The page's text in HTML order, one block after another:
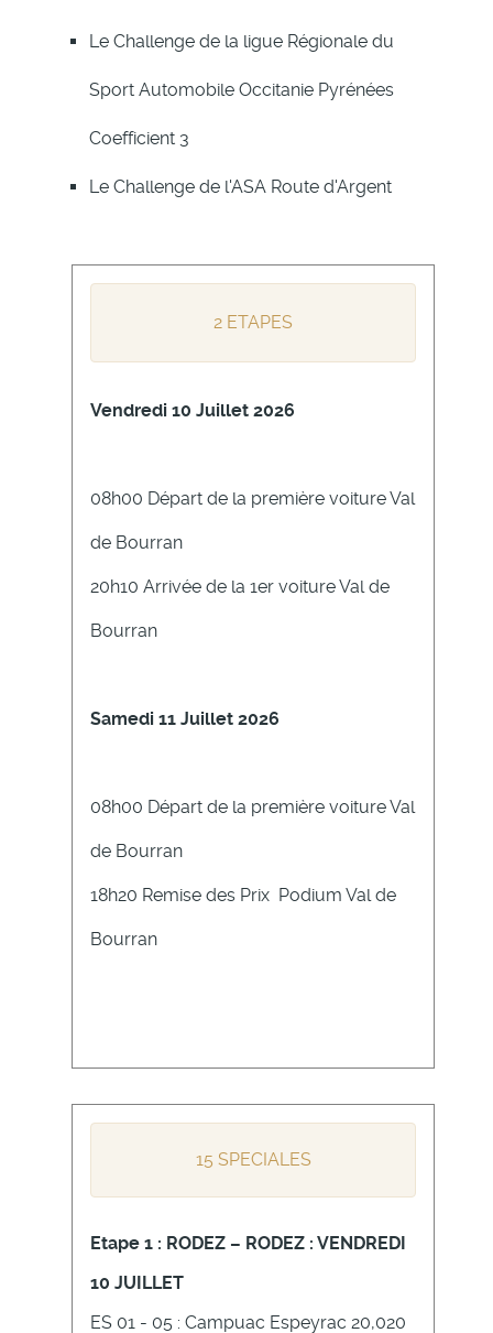
Le Challenge de la ligue Régionale du
Sport Automobile Occitanie Pyrénées
Coefficient 3
Le Challenge de l'ASA Route d'Argent
2 ETAPES
Vendredi 10 Juillet 2026
08h00 Départ de la première voiture Val
de Bourran
20h10 Arrivée de la 1er voiture Val de
Bourran
Samedi 11 Juillet 2026
08h00 Départ de la première voiture Val
de Bourran
18h20 Remise des Prix Podium Val de
Bourran
15 SPECIALES
Etape 1 : RODEZ – RODEZ : VENDREDI
10 JUILLET
ES 01 - 05 : Campuac Espeyrac 20,020